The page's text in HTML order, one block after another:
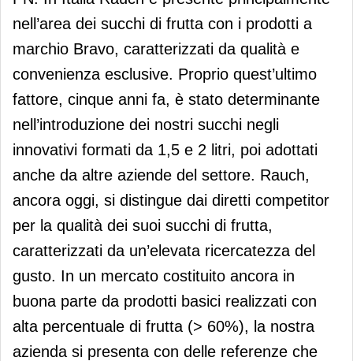
nell’area dei succhi di frutta con i prodotti a
marchio Bravo, caratterizzati da qualità e
convenienza esclusive. Proprio quest’ultimo
fattore, cinque anni fa, è stato determinante
nell’introduzione dei nostri succhi negli
innovativi formati da 1,5 e 2 litri, poi adottati
anche da altre aziende del settore. Rauch,
ancora oggi, si distingue dai diretti competitor
per la qualità dei suoi succhi di frutta,
caratterizzati da un’elevata ricercatezza del
gusto. In un mercato costituito ancora in
buona parte da prodotti basici realizzati con
alta percentuale di frutta (> 60%), la nostra
azienda si presenta con delle referenze che